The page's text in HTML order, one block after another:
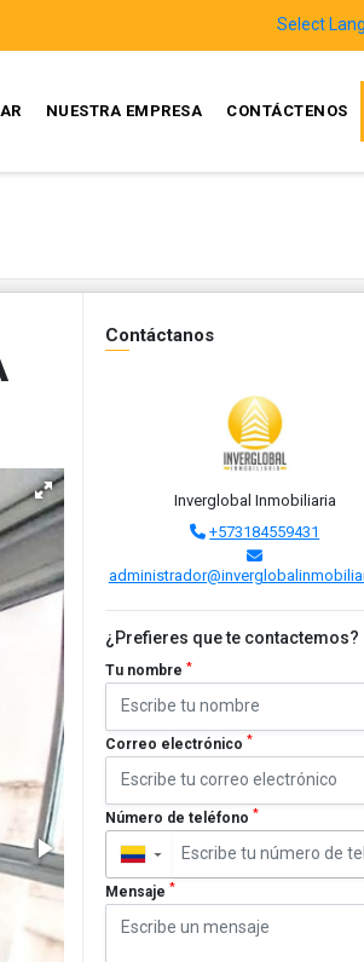
Select
NUESTRA EMPRESA CONTÁCTENOS
Contáctanos
Inverglobal Inmobiliaria
+573184559431
¿Prefieres que te contactemos?
Tu nombre *
Correo electrónico *
Número de teléfono *
▼
Mensaje *